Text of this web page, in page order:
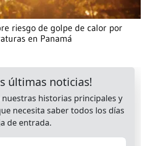
riesgo de golpe de calor por
en Panamá